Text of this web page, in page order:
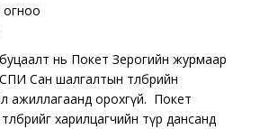
огноо
буцаалт нь Покет Зерогийн журмаар
Сан шалгалтын төлбөрийн
ажиллагаанд орохгүй. Покет
харилцагчийн түр дансанд